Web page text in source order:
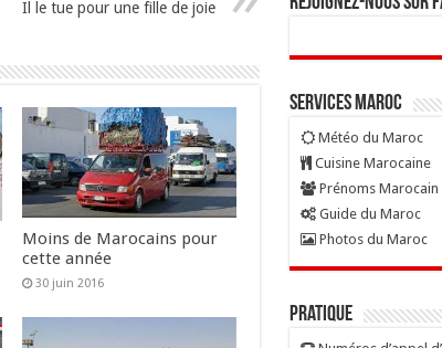
Il le tue pour une fille de joie
Moins de Marocains pour
cette année
30 juin 2016
Services Maroc
Météo du Maroc
Cuisine Marocaine
Prénoms Marocain
Guide du Maroc
Photos du Maroc
Pratique